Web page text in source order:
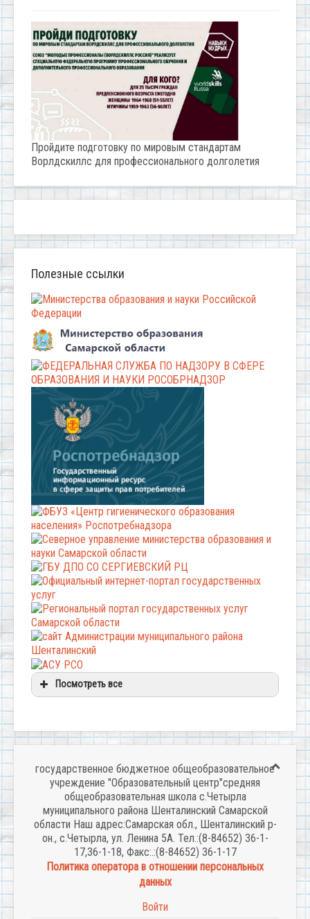
Пройдите подготовку по мировым стандартам
Ворлдскиллс для профессионального долголетия
Полезные ссылки
Посмотреть все
государственное бюджетное общеобразовательное
учреждение "Образовательный центр"средняя
общеобразовательная школа с.Четырла
муниципального района Шенталинский Самарской
области Наш адрес:Самарская обл., Шенталинский р-
он., с.Четырла, ул. Ленина 5А. Тел.:(8-84652) 36-1-
17,36-1-18, Факс:.:(8-84652) 36-1-17
Политика оператора в отношении персональных
данных
Войти